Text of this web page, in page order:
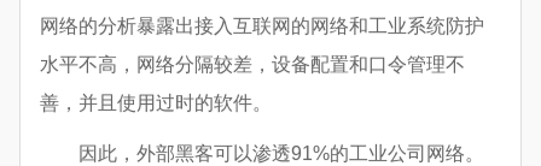
网络的分析暴露出接入互联网的网络和工业系统防护
水平不高，网络分隔较差，设备配置和口令管理不
善，并且使用过时的软件。
因此，外部黑客可以渗透91%的工业公司网络。